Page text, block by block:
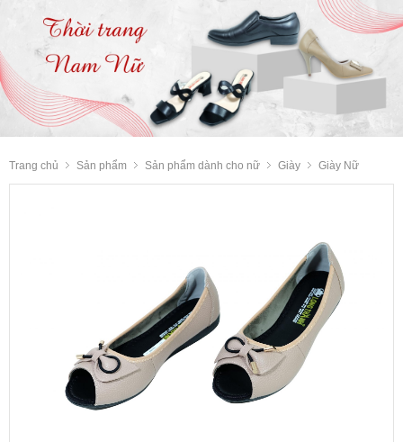
Trang chủ Sản phẩm Sản phẩm dành cho nữ Giày Giày Nữ